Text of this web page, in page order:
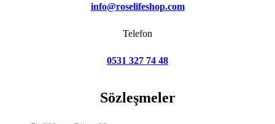
info@roselifeshop.com
Telefon
0531 327 74 48
Sözleşmeler